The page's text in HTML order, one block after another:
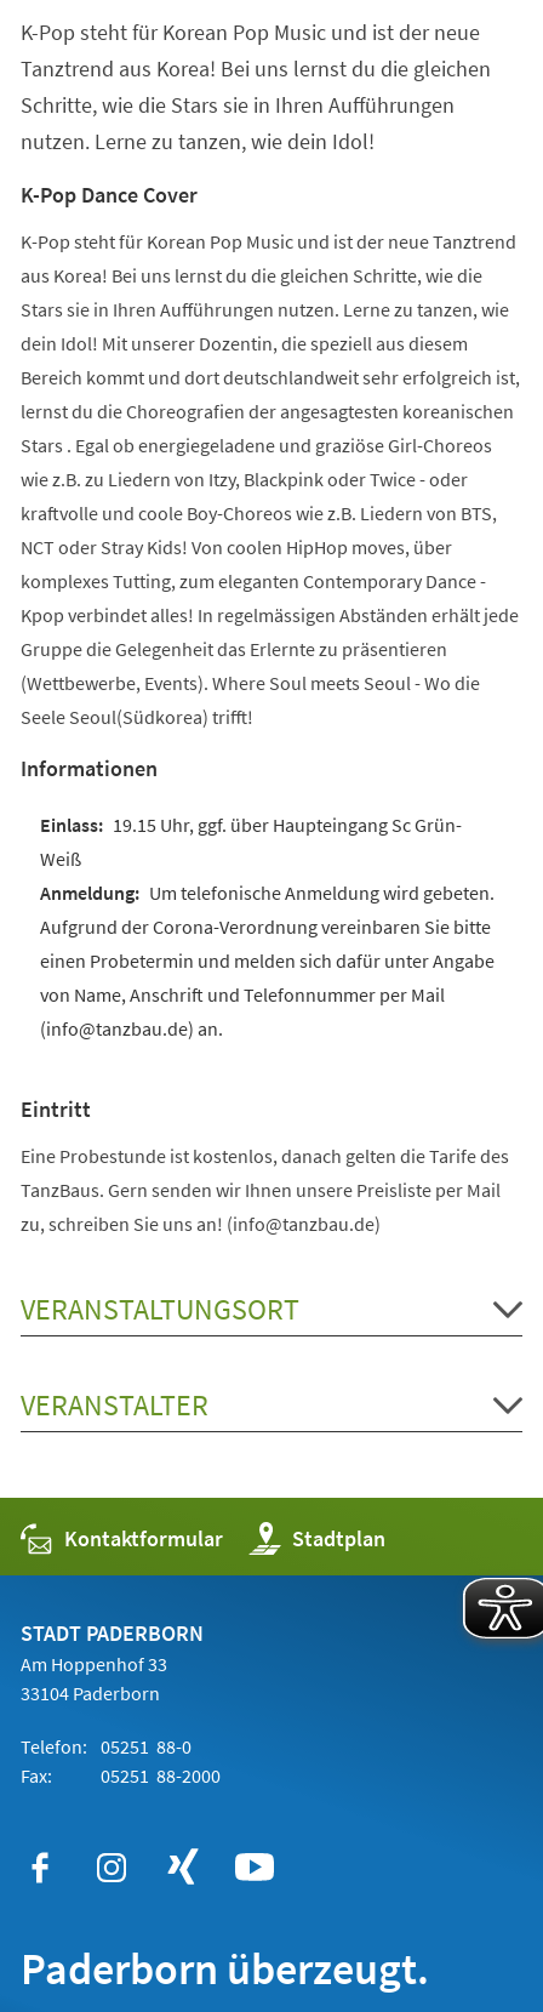
K-Pop steht für Korean Pop Music und ist der neue
Tanztrend aus Korea! Bei uns lernst du die gleichen
Schritte, wie die Stars sie in Ihren Aufführungen
nutzen. Lerne zu tanzen, wie dein Idol!
K-Pop Dance Cover
K-Pop steht für Korean Pop Music und ist der neue Tanztrend
aus Korea! Bei uns lernst du die gleichen Schritte, wie die
Stars sie in Ihren Aufführungen nutzen. Lerne zu tanzen, wie
dein Idol! Mit unserer Dozentin, die speziell aus diesem
Bereich kommt und dort deutschlandweit sehr erfolgreich ist,
lernst du die Choreografien der angesagtesten koreanischen
Stars . Egal ob energiegeladene und graziöse Girl-Choreos
wie z.B. zu Liedern von Itzy, Blackpink oder Twice - oder
kraftvolle und coole Boy-Choreos wie z.B. Liedern von BTS,
NCT oder Stray Kids! Von coolen HipHop moves, über
komplexes Tutting, zum eleganten Contemporary Dance -
Kpop verbindet alles! In regelmässigen Abständen erhält jede
Gruppe die Gelegenheit das Erlernte zu präsentieren
(Wettbewerbe, Events). Where Soul meets Seoul - Wo die
Seele Seoul(Südkorea) trifft!
Informationen
19.15 Uhr, ggf. über Haupteingang Sc Grün-
Weiß
Um telefonische Anmeldung wird gebeten.
Aufgrund der Corona-Verordnung vereinbaren Sie bitte
einen Probetermin und melden sich dafür unter Angabe
von Name, Anschrift und Telefonnummer per Mail
(info@tanzbau.de) an.
Eintritt
Eine Probestunde ist kostenlos, danach gelten die Tarife des
TanzBaus. Gern senden wir Ihnen unsere Preisliste per Mail
zu, schreiben Sie uns an! (info@tanzbau.de)
VERANSTALTUNGSORT
VERANSTALTER
Kontaktformular Stadtplan
(Öffnet
in
einem
STADT PADERBORN
Am Hoppenhof 33
33104 Paderborn
Telefon: 05251 88-0
Fax:
05251 88-2000
Paderborn überzeugt.